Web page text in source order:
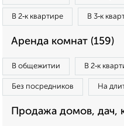
В 2‑к квартире В 3‑к
Аренда комнат (159)
В общежитии В 2‑к
Без посредников На
Продажа домов, дач,